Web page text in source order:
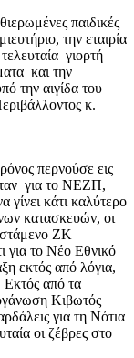
παιδικές
την εταιρία
γιορτή
και την
την αιγίδα του
κ.
περνούσε εις
για το ΝΕΖΠ,
γίνει κάτι καλύτερο
κατασκευών, οι
ΖΚ
για το Νέο Εθνικό
εκτός από λόγια,
Εκτός από τα
Κιβωτός
για τη Νότια
οι ζέβρες στο